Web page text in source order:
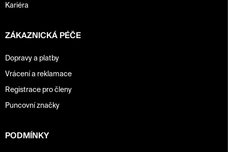
Kariéra
ZÁKAZNICKÁ PÉČE
Dopravy a platby
Vrácení a reklamace
Registrace pro členy
Puncovní značky
PODMÍNKY